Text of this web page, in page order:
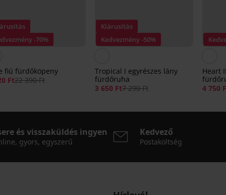
-70%
fiú fürdőköpeny
Ft22 390 Ft
Kiárusítás
Kedvezmény -50%
Tropical I egyrészes lány
fürdőruha
3 650 Ft7 290 Ft
Heart
4 750
és visszaküldés ingyen
gyors, egyszerű
Kedvező
Postaköltség